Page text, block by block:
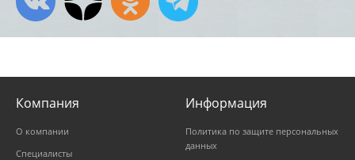
Компания
О компании
Специалисты
Информация
Политика по защите персональных
данных